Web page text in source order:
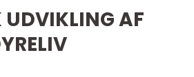
UDVIKLING AF